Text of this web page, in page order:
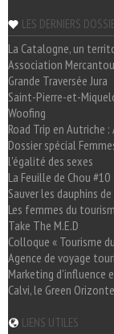
LES DERNIERS
La Catalogne, un
Association
Grande Traversée Jura
Saint-Pierre-et-
Woofing
Road Trip en Autriche
Dossier spécial
l'égalité des sexes
La Feuille de Chou #10
Sauver les dauphins
Les femmes du
Take The M.E.D
Colloque « Tourisme
Agence de voyage
Marketing d'influence
Calvi, le Green
LIENS UTILES